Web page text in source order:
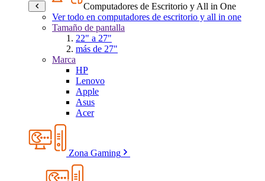
Computadores de Escritorio y All in One
Ver todo en computadores de escritorio y all in one
Tamaño de pantalla
22" a 27"
más de 27"
Marca
HP
Lenovo
Apple
Asus
Acer
Zona Gaming